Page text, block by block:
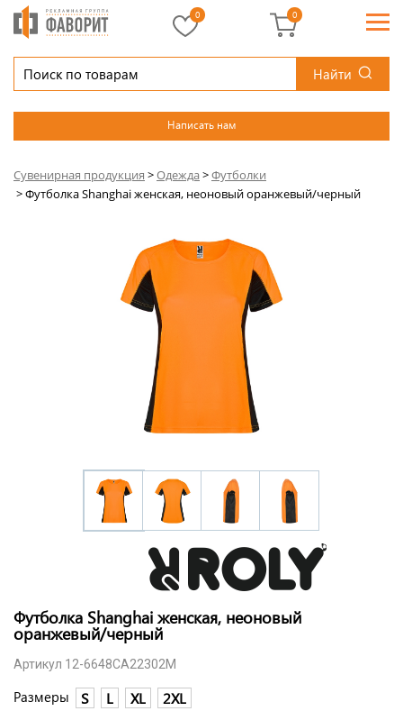
Найти
Написать нам
0 0
Сувенирная продукция >Одежда>Футболки
>Футболка Shanghai женская, неоновый оранжевый/черный
Футболка Shanghai женская, неоновый
оранжевый/черный
Артикул 12-6648CA22302M
Размеры S L XL 2XL